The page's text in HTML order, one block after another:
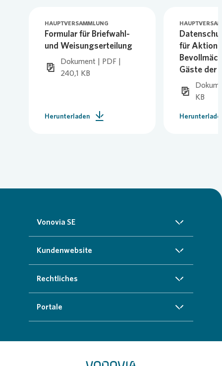
HAUPTVERSAMMLUNG
Formular für Briefwahl-
und Weisungserteilung
Dokument | PDF |
240,1 KB
Herunterladen
für
Gäste der
KB
Vonovia SE
Über uns
Nachhaltigkeit
Kundenwebsite
Startseite
Kundenservice
Weitere Angebote
Rechtliches
Impressum
Portale